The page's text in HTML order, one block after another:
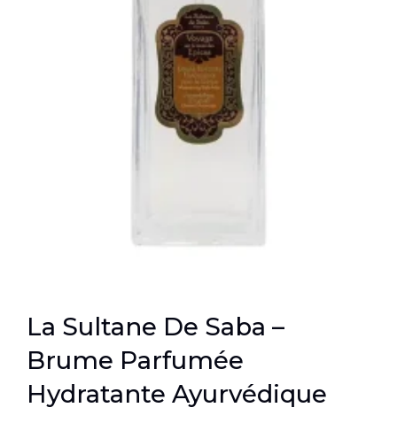
La Sultane De Saba –
Brume Parfumée
Hydratante Ayurvédique